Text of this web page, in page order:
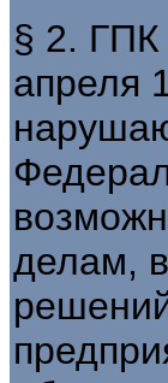
§ 2.
апреля
делам,